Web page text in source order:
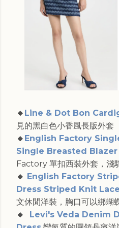
🔸 Line & Dot Bon
見的黑白色小香風長版外套
🔸 English Factory
Single Breasted Blazer
Factory 單扣西裝外套，淺
🔸 English Factory
Dress Striped Knit
文休閒洋裝，胸口可以綁蝴
🔸
Levi's Veda Denim